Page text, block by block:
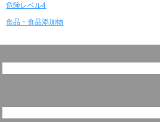
危険レベル4
食品・食品添加物